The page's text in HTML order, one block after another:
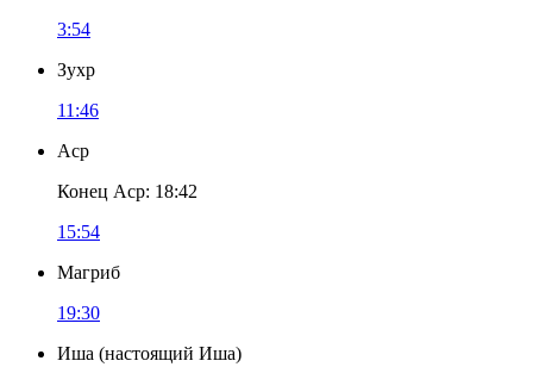
3:54
Зухр
11:46
Аср
Конец Аср: 18:42
15:54
Магриб
19:30
Иша (настоящий Иша)